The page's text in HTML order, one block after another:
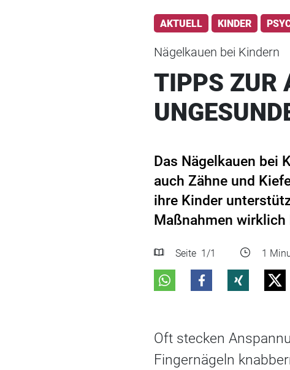
AKTUELL KINDER
Nägelkauen bei Kindern
TIPPS ZUR
Das Nägelkauen bei
auch Zähne und
ihre Kinder
Maßnahmen wirklich
Seite 1/1 1
Oft stecken
Fingernägeln